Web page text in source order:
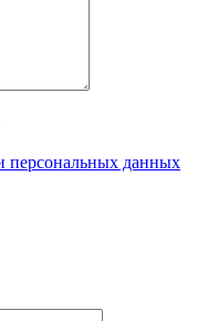
персональных данных